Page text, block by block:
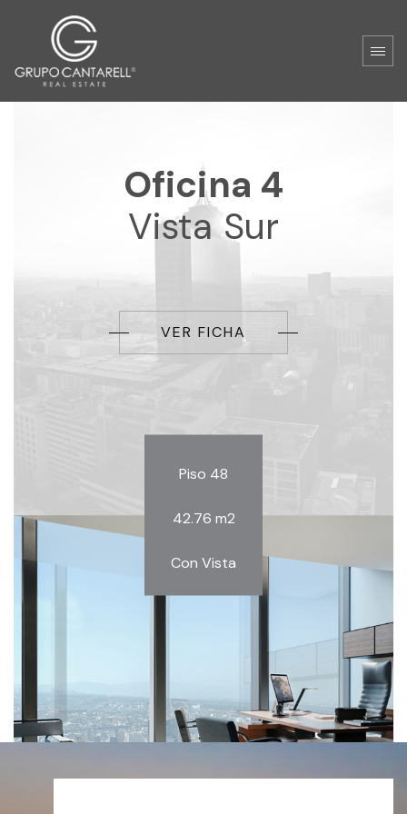
Oficina 4
Vista Sur
VER FICHA
Piso 48
42.76 m2
Con Vista